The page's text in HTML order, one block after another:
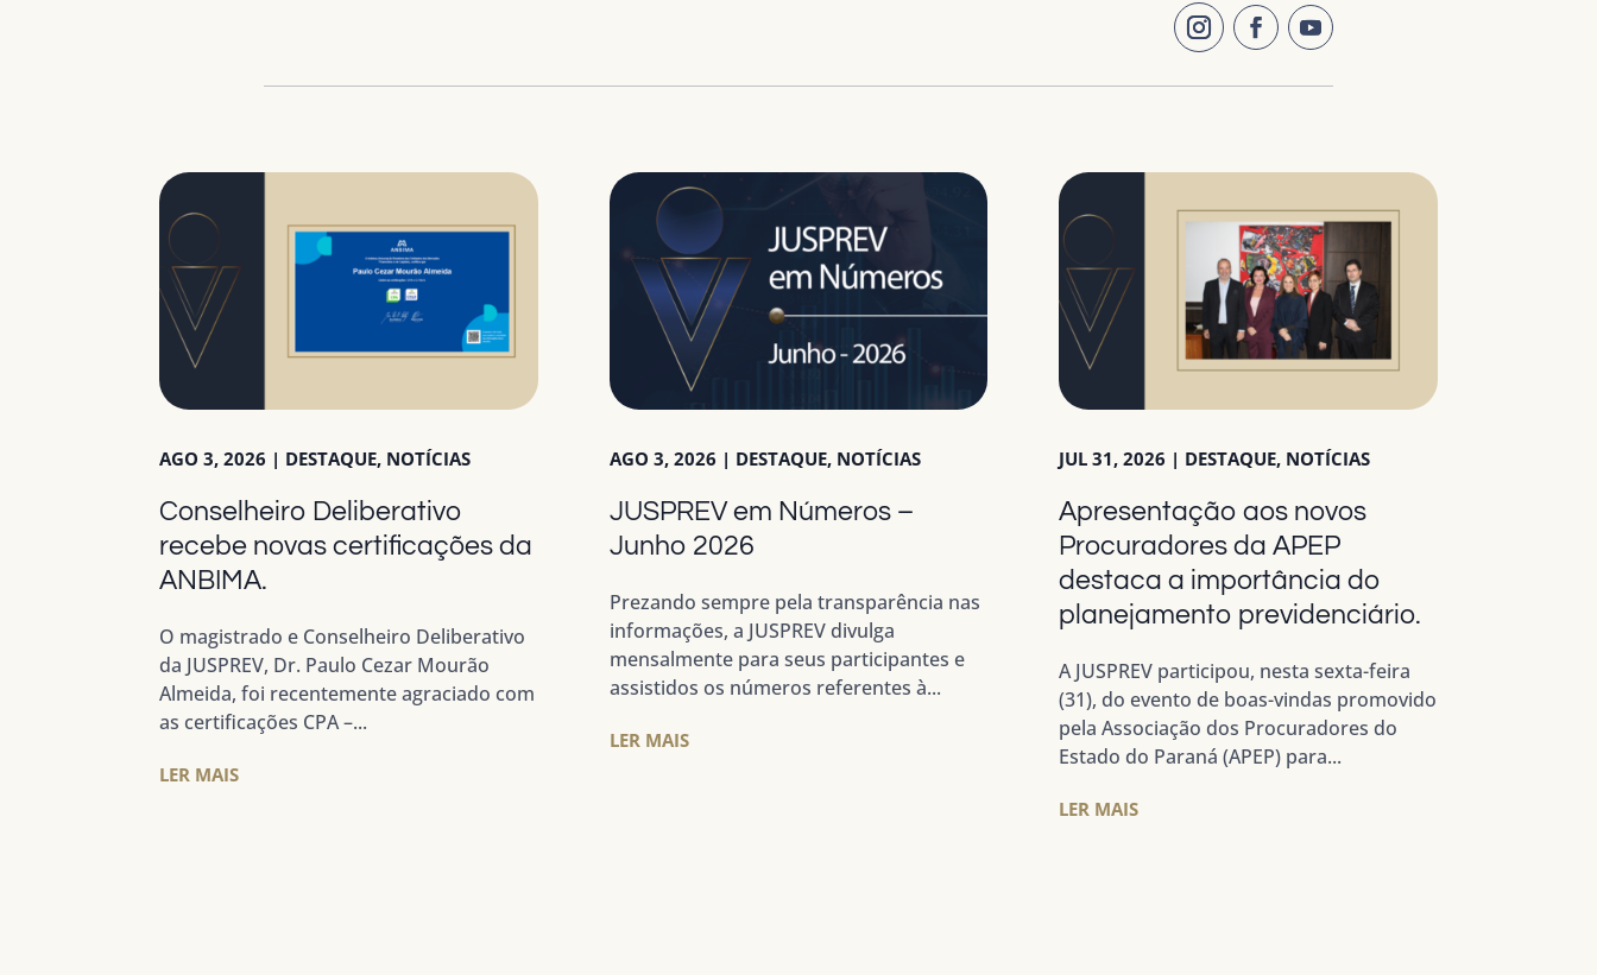
Conselheiro Deliberativo
recebe novas certificações da
ANBIMA.
AGO 3, 2026 | DESTAQUE, NOTÍCIAS
O magistrado e Conselheiro Deliberativo
da JUSPREV, Dr. Paulo Cezar Mourão
Almeida, foi recentemente agraciado com
as certificações CPA –...
LER MAIS
JUSPREV em Números –
Junho 2026
AGO 3, 2026 | DESTAQUE, NOTÍCIAS
Prezando sempre pela transparência nas
informações, a JUSPREV divulga
mensalmente para seus participantes e
assistidos os números referentes à...
LER MAIS
Apresentação aos novos
Procuradores da APEP
destaca a importância do
planejamento previdenciário.
JUL 31, 2026 | DESTAQUE, NOTÍCIAS
A JUSPREV participou, nesta sexta-feira
(31), do evento de boas-vindas promovido
pela Associação dos Procuradores do
Estado do Paraná (APEP) para...
LER MAIS